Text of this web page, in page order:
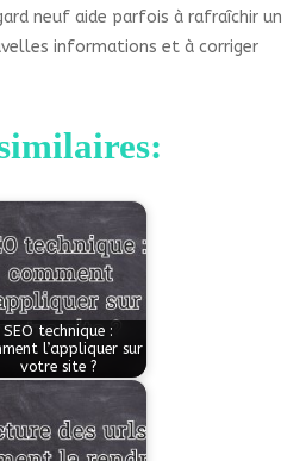
neuf aide parfois à rafraîchir un
informations et à corriger
SEO technique :
l’appliquer sur
votre site ?